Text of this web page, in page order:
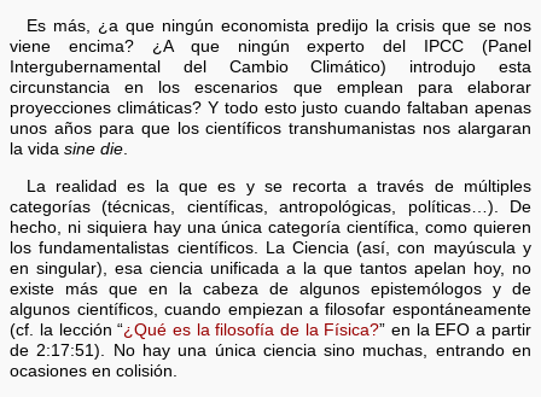
Es más, ¿a que ningún economista predijo la crisis que se nos
viene encima? ¿A que ningún experto del IPCC (Panel
Intergubernamental del Cambio Climático) introdujo esta
circunstancia en los escenarios que emplean para elaborar
proyecciones climáticas? Y todo esto justo cuando faltaban apenas
unos años para que los científicos transhumanistas nos alargaran
la vidasine die.
La realidad es la que es y se recorta a través de múltiples
categorías (técnicas, científicas, antropológicas, políticas…). De
hecho, ni siquiera hay una única categoría científica, como quieren
los fundamentalistas científicos. La Ciencia (así, con mayúscula y
en singular), esa ciencia unificada a la que tantos apelan hoy, no
existe más que en la cabeza de algunos epistemólogos y de
algunos científicos, cuando empiezan a filosofar espontáneamente
(cf. la lección “¿Qué es la filosofía de la Física?” en la EFO a partir
de 2:17:51). No hay una única ciencia sino muchas, entrando en
ocasiones en colisión.